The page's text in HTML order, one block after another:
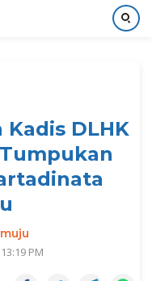
DLHK
PM